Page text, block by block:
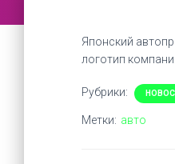
Японский
логотип
Рубрики:
Метки: авто